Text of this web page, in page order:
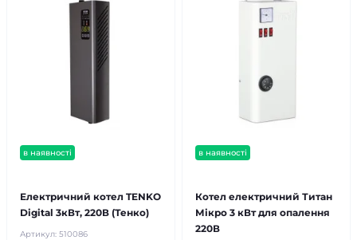
в наявності
Електричний котел TENKO
Digital 3кВт, 220В (Тенко)
Артикул: 510086
в наявності
Котел електричний Титан
Мікро 3 кВт для опалення
220В